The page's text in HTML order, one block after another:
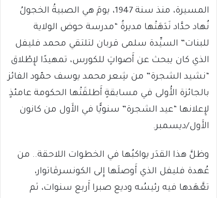
المسيرة، منذ سنة 1947، يومَ هي الصبيةُ الخجولُ
نُهاد حدَّاد نَدَهَتْها مديرةُ “مدرسة حوض الولاية
للبنات” السيِّدة سلمى قربان لتلتقي محمد فليفل
الذي كان يبحث عن أَصواتٍ للكورس، تمهيدًا لإِطْلاق
“نشيد الشجرة” من شِعر محمد يوسف حمّود الفائز
بالجائزة الأُولى في مسابقةٍ أَطلقَتْها الحكومة عامئذٍ
لإِعلانها “عيد الشجرة” سنويًّا في الأَول من كانون
الأَول/ديسمبر.
وظلَّ هذا القدَر يواكبُها في الخطوات اللاحقة.. من
عُهدة فليفل الذي أَوصلَها إِلى الكونسرڤاتوار،
تعَّهَدها فيه رئيسُه وديع صبرا أَربع سنوات، ثم